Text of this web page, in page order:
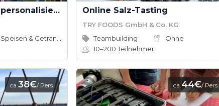
MEGA - Interaktive personalisierte Outdoor Show mit Schauspielern Online Salz-Tasting
TRY FOODS GmbH & Co. KG
Teambuilding
Ohne
10–200Teilnehmer
ca.38€/ Pers. ca.44€/ Pers.